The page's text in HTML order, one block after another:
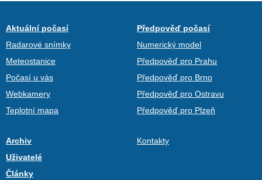
Aktuální počasí
Radarové snímky
Meteostanice
Počasí u vás
Webkamery
Teplotní mapa
Předpověď počasí
Numerický model
Předpověď pro Prahu
Předpověď pro Brno
Předpověď pro Ostravu
Předpověď pro Plzeň
Archiv
Uživatelé
Články
Kontakty